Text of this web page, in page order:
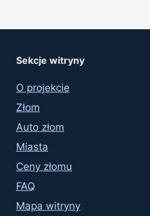
Sekcje witryny
O projekcie
Złom
Auto złom
Miasta
Ceny złomu
FAQ
Mapa witryny